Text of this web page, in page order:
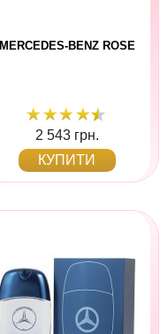
MERCEDES-BENZ ROSE
2 543 грн.
КУПИТИ